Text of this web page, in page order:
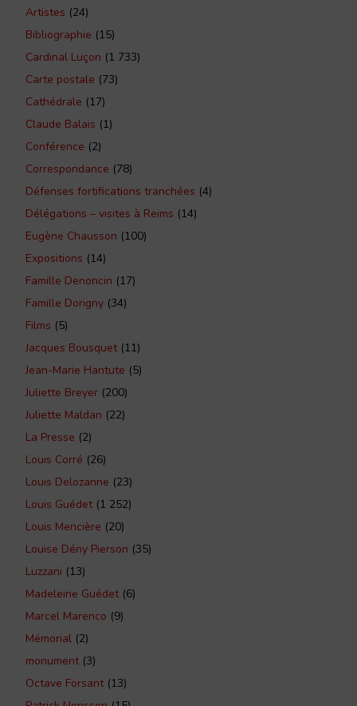
Artistes (24)
Bibliographie (15)
Cardinal Luçon (1 733)
Carte postale (73)
Cathédrale (17)
Claude Balais (1)
Conférence (2)
Correspondance (78)
Défenses fortifications tranchées (4)
Délégations – visites à Reims (14)
Eugène Chausson (100)
Expositions (14)
Famille Denoncin (17)
Famille Dorigny (34)
Films (5)
Jacques Bousquet(11)
Jean-Marie Hantute (5)
Juliette Breyer (200)
Juliette Maldan (22)
La Presse (2)
Louis Corré (26)
Louis Delozanne (23)
Louis Guédet(1 252)
Louis Mencière (20)
Louise Dény Pierson (35)
Luzzani (13)
Madeleine Guédet(6)
Marcel Marenco (9)
Mémorial (2)
monument(3)
Octave Forsant(13)